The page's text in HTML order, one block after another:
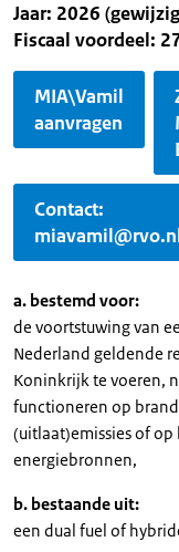
Jaar: 2026
Fiscaal voordeel:
MIA\Vamil
aanvragen
Contact:
a. bestemd voor:
de voortstuwing van
Nederland geldende
Koninkrijk te voeren,
functioneren op
(uitlaat)emissies of
energiebronnen,
b. bestaande uit:
een dual fuel of